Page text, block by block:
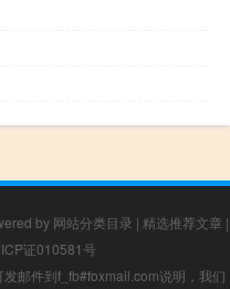
by 网站分类目录 | 精选推荐文章 |
证010581号
邮件到f_fb#foxmail.com说明，我们